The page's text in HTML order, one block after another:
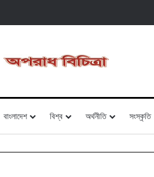
বাংলাদেশ বিশ্ব অর্থনীতি সংস্কৃতি